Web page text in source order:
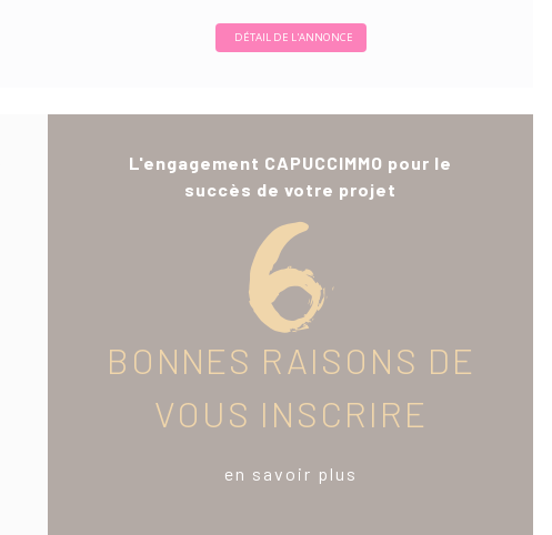
DÉTAIL DE L'ANNONCE
L'engagement CAPUCCIMMO pour le
succès de votre projet
BONNES RAISONS DE
VOUS INSCRIRE
en savoir plus